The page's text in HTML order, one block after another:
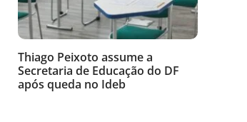
Thiago Peixoto assume a
Secretaria de Educação do DF
após queda no Ideb